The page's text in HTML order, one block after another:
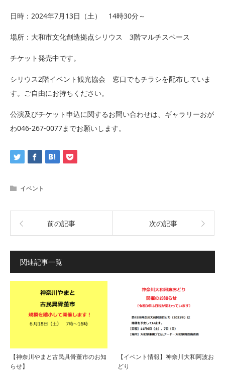
日時：2024年7月13日（土） 14時30分～
場所：大和市文化創造拠点シリウス 3階マルチスペース
チケット発売中です。
シリウス2階イベント観光協会 窓口でもチラシを配布していま
す。ご自由にお持ちください。
公演及びチケット申込に関するお問い合わせは、ギャラリーおが
わ046-267-0077までお願いします。
イベント
前の記事 次の記事
関連記事一覧
【神奈川やまと古民具骨董市のお知
らせ】
【イベント情報】神奈川大和阿波お
どり